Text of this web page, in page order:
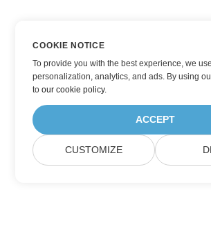
COOKIE NOTICE
To provide you with the best experience, we
personalization, analytics, and ads. By using
toour cookie policy.
ACCEPT
CUSTOMIZE